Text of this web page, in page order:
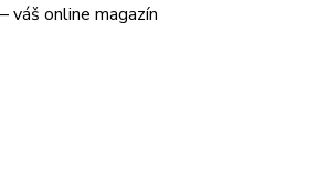
váš online magazín